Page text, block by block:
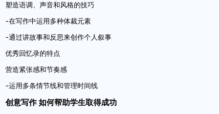
塑造语调、声音和风格的技巧
-在写作中运用多种体裁元素
-通过讲故事和反思来创作个人叙事
优秀回忆录的特点
营造紧张感和节奏感
-运用多条情节线和管理时间线
创意写作 如何帮助学生取得成功